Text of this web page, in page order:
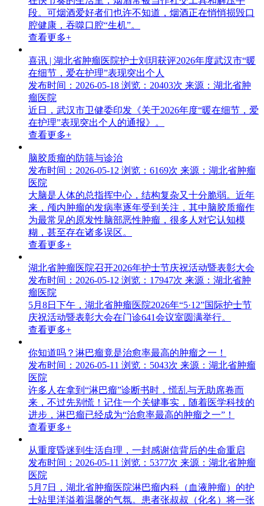
段。可烟酒爱好者们也许不知道，烟酒正在悄悄损毁口
腔健康，吞噬口腔“生机”。
查看更多+
喜讯 | 湖北省肿瘤医院护士刘玥获评2026年度武汉市“暖
在细节，爱在护理”表现突出个人
发布时间：2026-05-18 浏览：20403次 来源：湖北省肿
瘤医院
近日，武汉市卫健委印发《关于2026年度“暖在细节，爱
在护理”表现突出个人的通报》。
查看更多+
脑胶质瘤的防筛与诊治
发布时间：2026-05-12 浏览：6169次 来源：湖北省肿瘤
医院
大脑是人体的总指挥中心，结构复杂又十分脆弱。近年
来，颅内肿瘤的发病率逐年受到关注，其中脑胶质瘤作
为最常见的原发性脑部恶性肿瘤，很多人对它认知模
糊，甚至存在诸多误区。
查看更多+
湖北省肿瘤医院召开2026年护士节庆祝活动暨表彰大会
发布时间：2026-05-12 浏览：17947次 来源：湖北省肿
瘤医院
5月8日下午，湖北省肿瘤医院2026年“5·12”国际护士节
庆祝活动暨表彰大会在门诊641会议室圆满举行。
查看更多+
你知道吗？淋巴瘤竟是治愈率最高的肿瘤之一！
发布时间：2026-05-11 浏览：5043次 来源：湖北省肿瘤
医院
许多人在拿到“淋巴瘤”诊断书时，慌乱与无助席卷而
来，不过先别慌！记住一个关键事实，随着医学科技的
进步，淋巴瘤已经成为“治愈率最高的肿瘤之一”！
查看更多+
从重度昏迷到生活自理，一封感谢信背后的生命重启
发布时间：2026-05-11 浏览：5377次 来源：湖北省肿瘤
医院
5月7日，湖北省肿瘤医院淋巴瘤内科（血液肿瘤）的护
士站里洋溢着温馨的气氛。患者张叔叔（化名）将一张